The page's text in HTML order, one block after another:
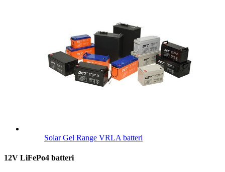
Solar Gel Range VRLA batteri
12V LiFePo4 batteri